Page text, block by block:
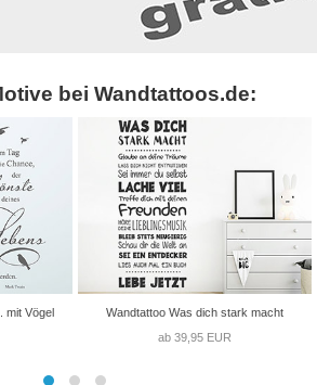
bei Wandtattoos.de:
mit Vögel
Wandtattoo Was dich stark macht
ab 39,95 EUR